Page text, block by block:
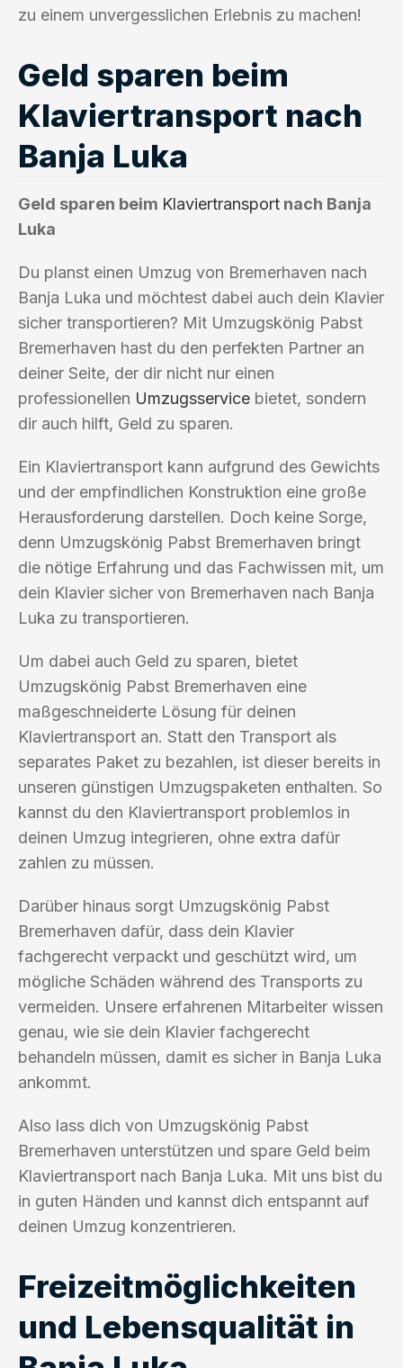
zu einem unvergesslichen Erlebnis zu machen!
Geld sparen beim
Klaviertransport nach
Banja Luka
Geld sparen beim Klaviertransport nach Banja
Luka
Du planst einen Umzug von Bremerhaven nach
Banja Luka und möchtest dabei auch dein Klavier
sicher transportieren? Mit Umzugskönig Pabst
Bremerhaven hast du den perfekten Partner an
deiner Seite, der dir nicht nur einen
professionellen Umzugsservice bietet, sondern
dir auch hilft, Geld zu sparen.
Ein Klaviertransport kann aufgrund des Gewichts
und der empfindlichen Konstruktion eine große
Herausforderung darstellen. Doch keine Sorge,
denn Umzugskönig Pabst Bremerhaven bringt
die nötige Erfahrung und das Fachwissen mit, um
dein Klavier sicher von Bremerhaven nach Banja
Luka zu transportieren.
Um dabei auch Geld zu sparen, bietet
Umzugskönig Pabst Bremerhaven eine
maßgeschneiderte Lösung für deinen
Klaviertransport an. Statt den Transport als
separates Paket zu bezahlen, ist dieser bereits in
unseren günstigen Umzugspaketen enthalten. So
kannst du den Klaviertransport problemlos in
deinen Umzug integrieren, ohne extra dafür
zahlen zu müssen.
Darüber hinaus sorgt Umzugskönig Pabst
Bremerhaven dafür, dass dein Klavier
fachgerecht verpackt und geschützt wird, um
mögliche Schäden während des Transports zu
vermeiden. Unsere erfahrenen Mitarbeiter wissen
genau, wie sie dein Klavier fachgerecht
behandeln müssen, damit es sicher in Banja Luka
ankommt.
Also lass dich von Umzugskönig Pabst
Bremerhaven unterstützen und spare Geld beim
Klaviertransport nach Banja Luka. Mit uns bist du
in guten Händen und kannst dich entspannt auf
deinen Umzug konzentrieren.
Freizeitmöglichkeiten
und Lebensqualität in